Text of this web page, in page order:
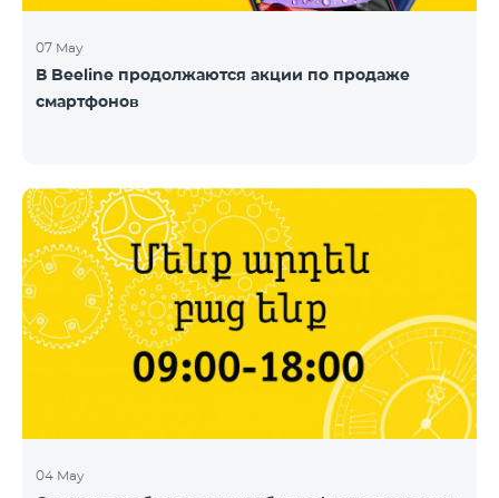
07 May
В Beeline продолжаются акции по продаже
смартфонов
04 May